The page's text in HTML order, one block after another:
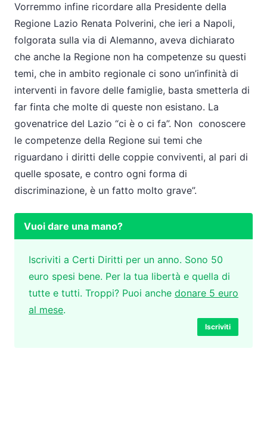
Vorremmo infine ricordare alla Presidente della
Regione Lazio Renata Polverini, che ieri a Napoli,
folgorata sulla via di Alemanno, aveva dichiarato
che anche la Regione non ha competenze su questi
temi, che in ambito regionale ci sono un’infinità di
interventi in favore delle famiglie, basta smetterla di
far finta che molte di queste non esistano. La
govenatrice del Lazio “ci è o ci fa”. Non conoscere
le competenze della Regione sui temi che
riguardano i diritti delle coppie conviventi, al pari di
quelle sposate, e contro ogni forma di
discriminazione, è un fatto molto grave”.
Vuoi dare una mano?
Iscriviti a Certi Diritti per un anno. Sono 50
euro spesi bene. Per la tua libertà e quella di
tutte e tutti. Troppi? Puoi anche donare 5 euro
al mese.
Iscriviti